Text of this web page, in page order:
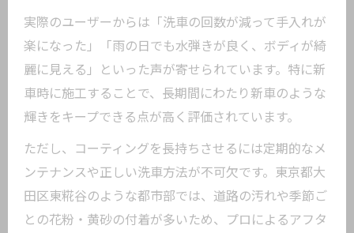
実際のユーザーからは「洗車の回数が減って手入れが
楽になった」「雨の日でも水弾きが良く、ボディが綺
麗に見える」といった声が寄せられています。特に新
車時に施工することで、長期間にわたり新車のような
輝きをキープできる点が高く評価されています。
ただし、コーティングを長持ちさせるには定期的なメ
ンテナンスや正しい洗車方法が不可欠です。東京都大
田区東糀谷のような都市部では、道路の汚れや季節ご
との花粉・黄砂の付着が多いため、プロによるアフタ